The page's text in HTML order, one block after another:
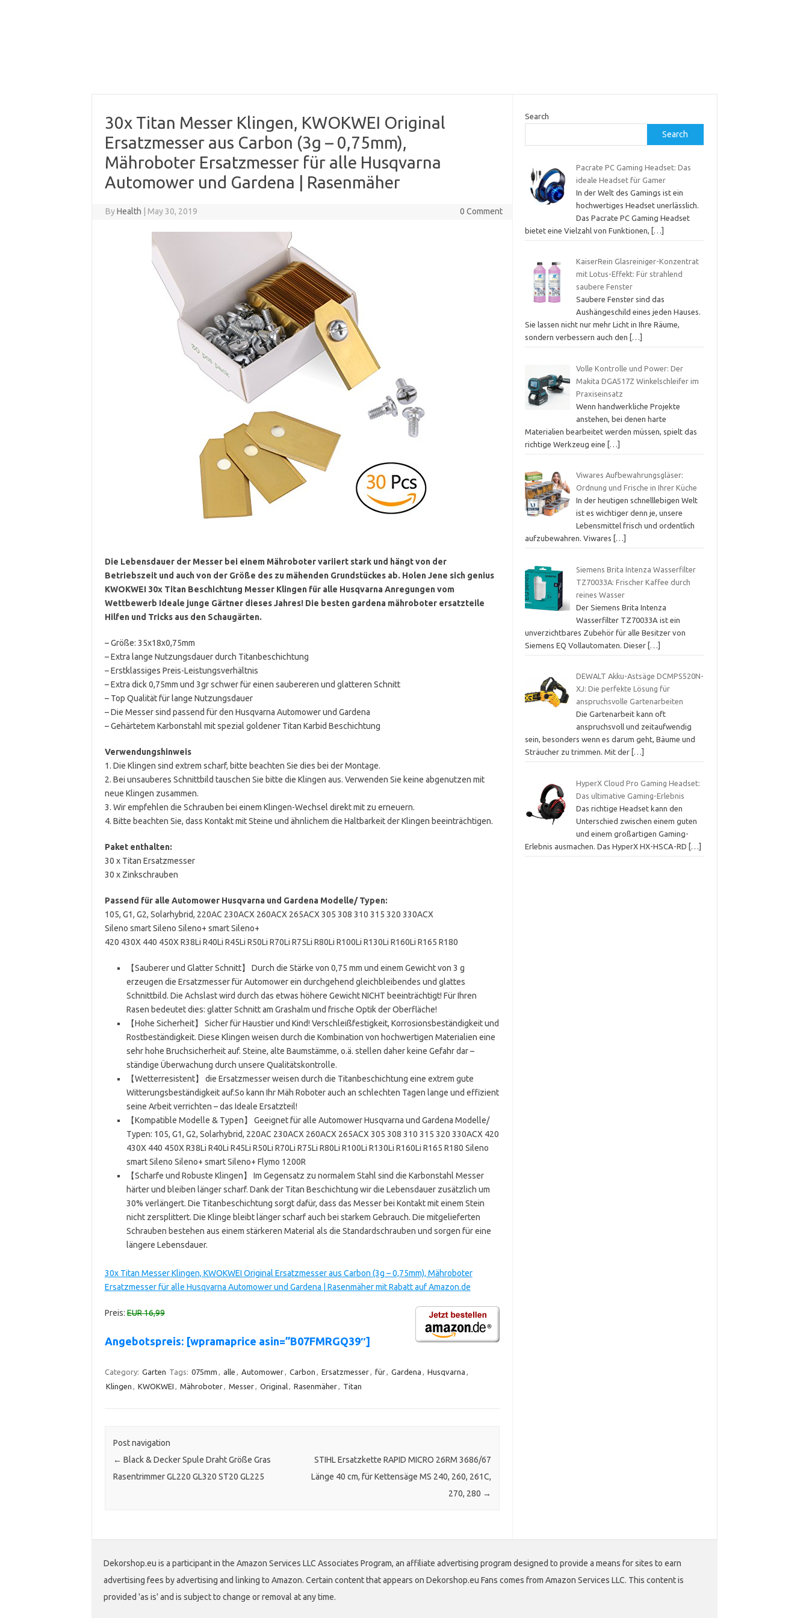
30x Titan Messer Klingen, KWOKWEI Original
Ersatzmesser aus Carbon (3g – 0,75mm),
Mähroboter Ersatzmesser für alle Husqvarna
Automower und Gardena | Rasenmäher
ByHealth May 30, 2019 0 Comment
Die Lebensdauer der Messer bei einem Mähroboter variiert stark und hängt von der
Betriebszeit und auch von der Größe des zu mähenden Grundstückes ab. Holen Jene sich genius
KWOKWEI 30x Titan Beschichtung Messer Klingen für alle Husqvarna Anregungen vom
Wettbewerb Ideale junge Gärtner dieses Jahres! Die besten gardena mähroboter ersatzteile
Hilfen und Tricks aus den Schaugärten.
– Größe: 35x18x0,75mm
– Extra lange Nutzungsdauer durch Titanbeschichtung
– Erstklassiges Preis-Leistungsverhältnis
– Extra dick 0,75mm und 3gr schwer für einen saubereren und glatteren Schnitt
– Top Qualität für lange Nutzungsdauer
– Die Messer sind passend für den Husqvarna Automower und Gardena
– Gehärtetem Karbonstahl mit spezial goldener Titan Karbid Beschichtung
Verwendungshinweis
1. Die Klingen sind extrem scharf, bitte beachten Sie dies bei der Montage.
2. Bei unsauberes Schnittbild tauschen Sie bitte die Klingen aus. Verwenden Sie keine abgenutzen mit
neue Klingen zusammen.
3. Wir empfehlen die Schrauben bei einem Klingen-Wechsel direkt mit zu erneuern.
4. Bitte beachten Sie, dass Kontakt mit Steine und ähnlichem die Haltbarkeit der Klingen beeinträchtigen.
Paket enthalten:
30 x Titan Ersatzmesser
30 x Zinkschrauben
Passend für alle Automower Husqvarna und Gardena Modelle/ Typen:
105, G1, G2, Solarhybrid, 220AC 230ACX 260ACX 265ACX 305 308 310 315 320 330ACX
Sileno smart Sileno Sileno+ smart Sileno+
420 430X 440 450X R38Li R40Li R45Li R50Li R70Li R75Li R80Li R100Li R130Li R160Li R165 R180
【Sauberer und Glatter Schnitt】 Durch die Stärke von 0,75 mm und einem Gewicht von 3 g
erzeugen die Ersatzmesser für Automower ein durchgehend gleichbleibendes und glattes
Schnittbild. Die Achslast wird durch das etwas höhere Gewicht NICHT beeinträchtigt! Für Ihren
Rasen bedeutet dies: glatter Schnitt am Grashalm und frische Optik der Oberfläche!
【Hohe Sicherheit】 Sicher für Haustier und Kind! Verschleißfestigkeit, Korrosionsbeständigkeit und
Rostbeständigkeit. Diese Klingen weisen durch die Kombination von hochwertigen Materialien eine
sehr hohe Bruchsicherheit auf. Steine, alte Baumstämme, o.ä. stellen daher keine Gefahr dar –
ständige Überwachung durch unsere Qualitätskontrolle.
【Wetterresistent】 die Ersatzmesser weisen durch die Titanbeschichtung eine extrem gute
Witterungsbeständigkeit auf.So kann Ihr Mäh Roboter auch an schlechten Tagen lange und effizient
seine Arbeit verrichten – das Ideale Ersatzteil!
【Kompatible Modelle & Typen】 Geeignet für alle Automower Husqvarna und Gardena Modelle/
Typen: 105, G1, G2, Solarhybrid, 220AC 230ACX 260ACX 265ACX 305 308 310 315 320 330ACX 420
430X 440 450X R38Li R40Li R45Li R50Li R70Li R75Li R80Li R100Li R130Li R160Li R165 R180 Sileno
smart Sileno Sileno+ smart Sileno+ Flymo 1200R
【Scharfe und Robuste Klingen】 Im Gegensatz zu normalem Stahl sind die Karbonstahl Messer
härter und bleiben länger scharf. Dank der Titan Beschichtung wir die Lebensdauer zusätzlich um
30% verlängert. Die Titanbeschichtung sorgt dafür, dass das Messer bei Kontakt mit einem Stein
nicht zersplittert. Die Klinge bleibt länger scharf auch bei starkem Gebrauch. Die mitgelieferten
Schrauben bestehen aus einem stärkeren Material als die Standardschrauben und sorgen für eine
längere Lebensdauer.
30x Titan Messer Klingen, KWOKWEI Original Ersatzmesser aus Carbon (3g – 0,75mm), Mähroboter
Ersatzmesser für alle Husqvarna Automower und Gardena | Rasenmäher mit Rabatt auf Amazon.de
Preis:EUR 16,99
Angebotspreis: [wpramaprice asin=”B07FMRGQ39″]
Category: Garten Tags: 075mm , alle , Automower, Carbon , Ersatzmesser, für, Gardena , Husqvarna ,
Klingen , KWOKWEI , Mähroboter, Messer, Original, Rasenmäher, Titan
Post navigation
← Black & Decker Spule Draht Größe Gras
Rasentrimmer GL220 GL320 ST20 GL225
STIHL Ersatzkette RAPID MICRO 26RM 3686/67
Länge 40 cm, für Kettensäge MS 240, 260, 261C,
270, 280 →
Search
Search
Pacrate PC Gaming Headset: Das
ideale Headset für Gamer
In der Welt des Gamings ist ein
hochwertiges Headset unerlässlich.
Das Pacrate PC Gaming Headset
bietet eine Vielzahl von Funktionen,
[…]
KaiserRein Glasreiniger-Konzentrat
mit Lotus-Effekt: Für strahlend
saubere Fenster
Saubere Fenster sind das
Aushängeschild eines jeden Hauses.
Sie lassen nicht nur mehr Licht in Ihre Räume,
sondern verbessern auch den
[…]
Volle Kontrolle und Power: Der
Makita DGA517Z Winkelschleifer im
Praxiseinsatz
Wenn handwerkliche Projekte
anstehen, bei denen harte
Materialien bearbeitet werden müssen, spielt das
richtige Werkzeug eine
[…]
Viwares Aufbewahrungsgläser:
Ordnung und Frische in Ihrer Küche
In der heutigen schnelllebigen Welt
ist es wichtiger denn je, unsere
Lebensmittel frisch und ordentlich
aufzubewahren. Viwares
[…]
Siemens Brita Intenza Wasserfilter
TZ70033A: Frischer Kaffee durch
reines Wasser
Der Siemens Brita Intenza
Wasserfilter TZ70033A ist ein
unverzichtbares Zubehör für alle Besitzer von
Siemens EQ Vollautomaten. Dieser […]
DEWALT Akku-Astsäge DCMPS520N-
XJ: Die perfekte Lösung für
anspruchsvolle Gartenarbeiten
Die Gartenarbeit kann oft
anspruchsvoll und zeitaufwendig
sein, besonders wenn es darum geht, Bäume und
Sträucher zu trimmen. Mit der […]
HyperX Cloud Pro Gaming Headset:
Das ultimative Gaming-Erlebnis
Das richtige Headset kann den
Unterschied zwischen einem guten
und einem großartigen Gaming-
Erlebnis ausmachen. Das HyperX HX-HSCA-RD
[…]
Dekorshop.eu is a participant in the Amazon Services LLC Associates Program, an affiliate advertising program designed to provide a means for sites to earn
advertising fees by advertising and linking to Amazon. Certain content that appears on Dekorshop.eu Fans comes from Amazon Services LLC. This content is
provided 'as is' and is subject to change or removal at any time.